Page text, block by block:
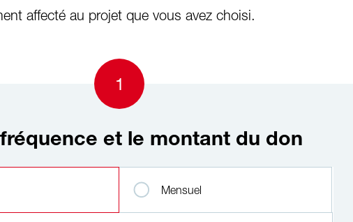
affecté au projet que vous avez choisi.
1
et le montant du don
Mensuel